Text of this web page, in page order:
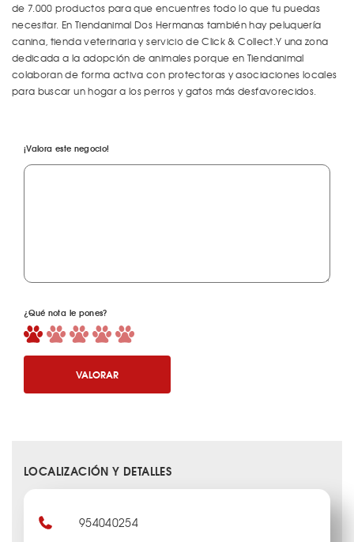
de 7.000 productos para que encuentres todo lo que tu puedas
necesitar. En Tiendanimal Dos Hermanas también hay peluquería
canina, tienda veterinaria y servicio de Click & Collect.Y una zona
dedicada a la adopción de animales porque en Tiendanimal
colaboran de forma activa con protectoras y asociaciones locales
para buscar un hogar a los perros y gatos más desfavorecidos.
¡Valora este negocio!
¿Qué nota le pones?
VALORAR
LOCALIZACIÓN Y DETALLES
954040254